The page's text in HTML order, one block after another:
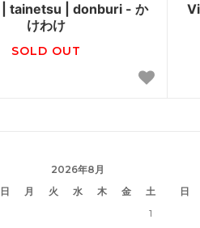
| tainetsu | donburi - か
けわけ
SOLD OUT
2026年8月
日
月 火 水 木 金
土
1
日